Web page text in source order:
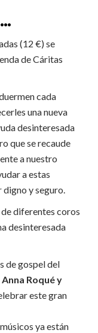
(12 €) se
de Cáritas
cada
una nueva
desinteresada
que se recaude
a nuestro
a estas
digno y seguro.
diferentes coros
desinteresada
de gospel del
Roqué y
este gran
ya están